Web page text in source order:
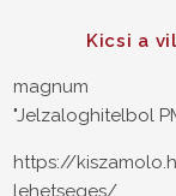
Kicsi a
magnum
"Jelzaloghitelbol
https://
lehetseges/